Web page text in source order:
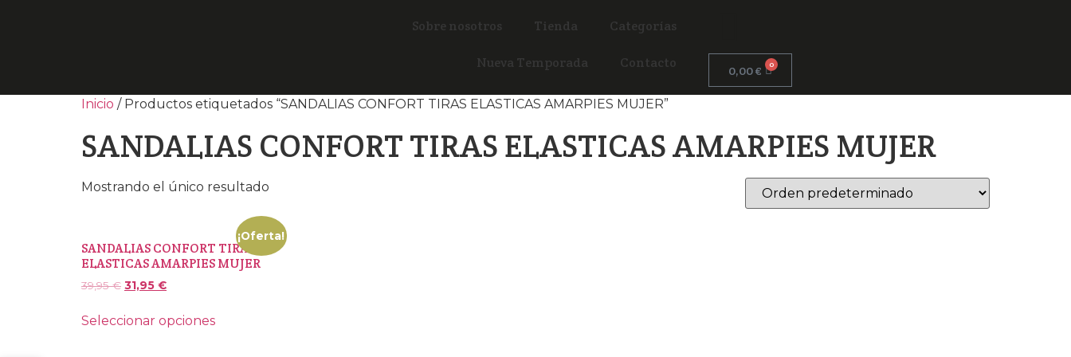
Sobre nosotros Tienda Categorías
Nueva Temporada Contacto 0,00€ 0
Inicio / Productos etiquetados “SANDALIAS CONFORT TIRAS ELASTICAS AMARPIES MUJER”
SANDALIAS CONFORT TIRAS ELASTICAS AMARPIES MUJER
Mostrando el único resultado
¡Oferta!
SANDALIAS CONFORT TIRAS
ELASTICAS AMARPIES MUJER
39,95€ 31,95 €
Seleccionar opciones